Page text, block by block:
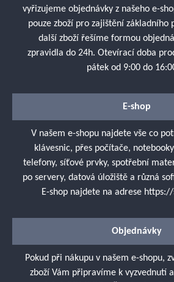
vyřizujeme objednávky z našeho e-
pouze zboží pro zajištění základního
další zboží řešíme formou
zpravidla do 24h. Otevírací doba
pátek od 9:00 do
E-shop
V našem e-shopu najdete vše co
klávesnic, přes počítače,
telefony, síťové prvky, spotřební
po servery, datová úložiště a různá
E-shop najdete na adrese
Objednávky
Pokud při nákupu v našem e-shopu,
zboží Vám připravíme k vyzvednutí